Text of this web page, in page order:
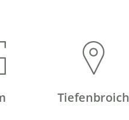
Tiefenbroich